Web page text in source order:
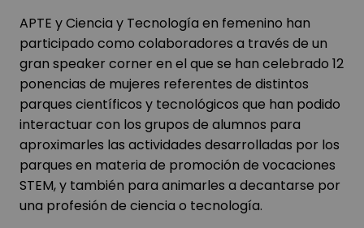
APTE y Ciencia y Tecnología en femenino han
participado como colaboradores a través de un
gran speaker corner en el que se han celebrado 12
ponencias de mujeres referentes de distintos
parques científicos y tecnológicos que han podido
interactuar con los grupos de alumnos para
aproximarles las actividades desarrolladas por los
parques en materia de promoción de vocaciones
STEM, y también para animarles a decantarse por
una profesión de ciencia o tecnología.